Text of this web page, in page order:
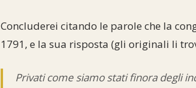
Concluderei citando le parole che la
1791, e la sua risposta (gli originali li
Privati come siamo stati finora degli